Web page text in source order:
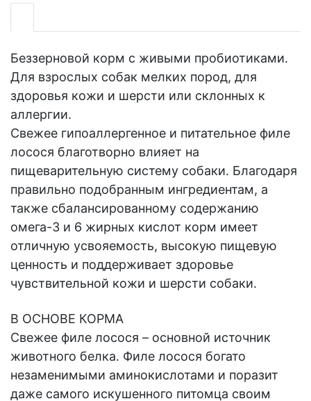
Беззерновой корм с живыми пробиотиками.
Для взрослых собак мелких пород, для
здоровья кожи и шерсти или склонных к
аллергии.
Свежее гипоаллергенное и питательное филе
лосося благотворно влияет на
пищеварительную систему собаки. Благодаря
правильно подобранным ингредиентам, а
также сбалансированному содержанию
омега-3 и 6 жирных кислот корм имеет
отличную усвояемость, высокую пищевую
ценность и поддерживает здоровье
чувствительной кожи и шерсти собаки.
В ОСНОВЕ КОРМА
Свежее филе лосося – основной источник
животного белка. Филе лосося богато
незаменимыми аминокислотами и поразит
даже самого искушенного питомца своим